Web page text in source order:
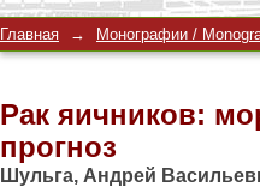
Рак яичников:
Главная → Монографии /
Рак яичников:
прогноз
Шульга, Андрей